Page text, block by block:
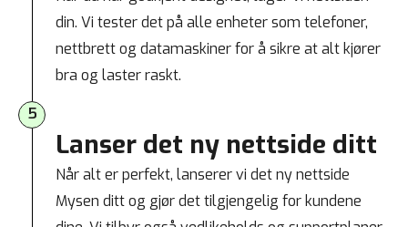
din. Vi tester det på alle enheter som telefoner,
nettbrett og datamaskiner for å sikre at alt kjører
bra og laster raskt.
5
Lanser det ny nettside ditt
Når alt er perfekt, lanserer vi det ny nettside
Mysen ditt og gjør det tilgjengelig for kundene